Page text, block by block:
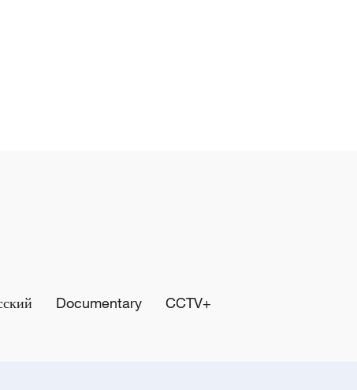
Documentary CCTV+